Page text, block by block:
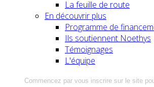
La feuille de route
En découvrir plus
Programme de
Ils soutiennent Noethys
Témoignages
L'équipe
Commencez par vous inscrire sur le site